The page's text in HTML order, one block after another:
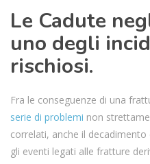
Le Cadute
uno degli
rischiosi.
Fra le conseguenze di una
serie di problemi non
correlati, anche il
gli eventi legati alle fratture